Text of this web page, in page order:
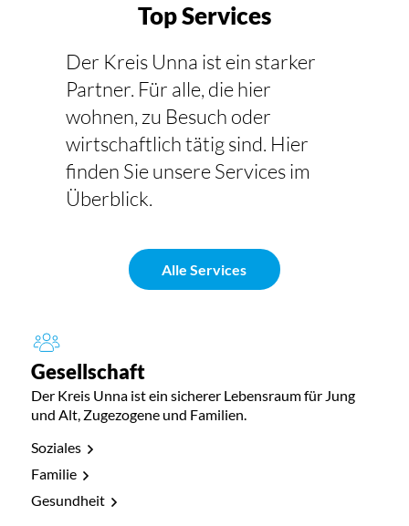
Top Services
Der Kreis Unna ist ein starker
Partner. Für alle, die hier
wohnen, zu Besuch oder
wirtschaftlich tätig sind. Hier
finden Sie unsere Services im
Überblick.
Alle Services
Gesellschaft
Der Kreis Unna ist ein sicherer Lebensraum für Jung
und Alt, Zugezogene und Familien.
Soziales
Familie
Gesundheit